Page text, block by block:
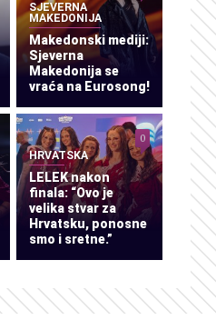
SJEVERNA
MAKEDONIJA
Makedonski mediji:
Sjeverna
Makedonija se
vraća na Eurosong!
HRVATSKA
LELEK nakon
finala: “Ovo je
velika stvar za
Hrvatsku, ponosne
smo i sretne.”
0